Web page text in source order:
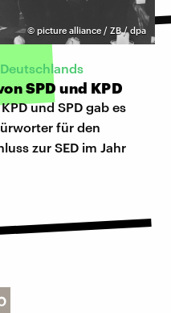
© picture alliance / ZB / dpa
SPD und KPD
und SPD gab es
für den
zur SED im Jahr